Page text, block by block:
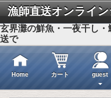
漁師直送オンライ
玄界灘の鮮魚・一夜干し
送で
Home カート guest